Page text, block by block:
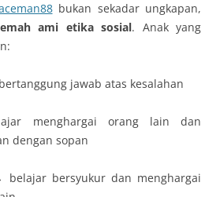
bukan sekadar ungkapan,
ami etika sosial. Anak yang
jawab atas kesalahan
menghargai orang lain dan
dengan sopan
belajar bersyukur dan menghargai